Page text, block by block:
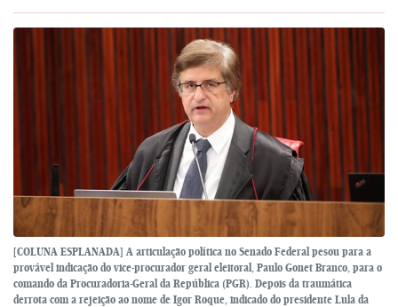
[COLUNA ESPLANADA] A articulação política no Senado Federal pesou para a
provável indicação do vice-procurador geral eleitoral, Paulo Gonet Branco, para o
comando da Procuradoria-Geral da República (PGR). Depois da traumática
derrota com a rejeição ao nome de Igor Roque, indicado do presidente Lula da